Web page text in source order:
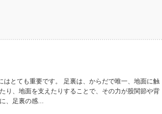
はとても重要です。 足裏は、からだで唯一、地面に触
り、地面を支えたりすることで、その力が股関節や背
、足裏の感...